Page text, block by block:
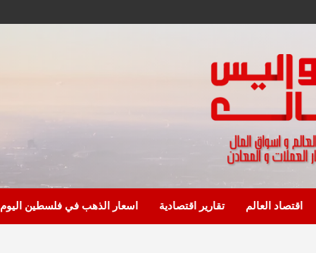
اقتصاد العالم تقارير اقتصادية اسعار الذهب في فلسطين اليوم